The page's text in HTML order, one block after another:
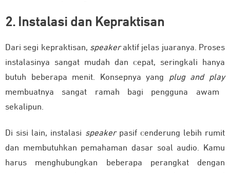
2. Instalasi dan Kepraktisan
Dari segi kepraktisan, speakeraktif jelas juaranya. Proses
instalasinya sangat mudah dan cepat, seringkali hanya
butuh beberapa menit.
Konsepnya yang plug and play
membuatnya sangat ramah bagi pengguna awam
sekalipun.
Di sisi lain, instalasi speakerpasif cenderung lebih rumit
dan membutuhkan pemahaman dasar soal audio.
Kamu
harus menghubungkan beberapa perangkat dengan